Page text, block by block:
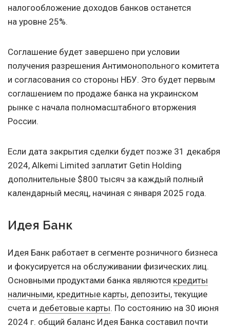
налогообложение доходов банков останется
на уровне 25%.
Соглашение будет завершено при условии
получения разрешения Антимонопольного комитета
и согласования со стороны НБУ. Это будет первым
соглашением по продаже банка на украинском
рынке с начала полномасштабного вторжения
России.
Если дата закрытия сделки будет позже 31 декабря
2024, Alkemi Limited заплатит Getin Holding
дополнительные $800 тысяч за каждый полный
календарный месяц, начиная с января 2025 года.
Идея Банк
Идея Банк работает в сегменте розничного бизнеса
и фокусируется на обслуживании физических лиц.
Основными продуктами банка являются кредиты
наличными, кредитные карты, депозиты, текущие
счета и дебетовые карты. По состоянию на 30 июня
2024 г. общий баланс Идея Банка составил почти